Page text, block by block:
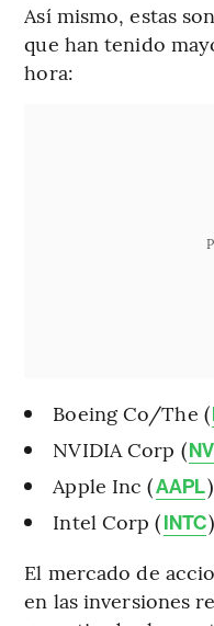
Así mismo, estas
que han tenido
hora:
Boeing Co/The (
NVIDIA Corp (
Apple Inc (AAPL
Intel Corp (INTC
El mercado de
en las inversiones